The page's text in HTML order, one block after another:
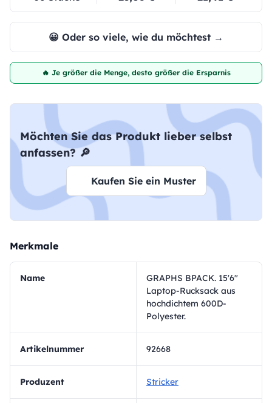
😀 Oder so viele, wie du möchtest →
🔥 Je größer die Menge, desto größer die Ersparnis
Möchten Sie das Produkt lieber selbst
anfassen? 🔎
Kaufen Sie ein Muster
Merkmale
Name
GRAPHS BPACK. 15'6"
Laptop-Rucksack aus
hochdichtem 600D-
Polyester.
Artikelnummer 92668
Produzent Stricker